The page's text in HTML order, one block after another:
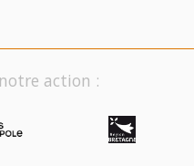
action :